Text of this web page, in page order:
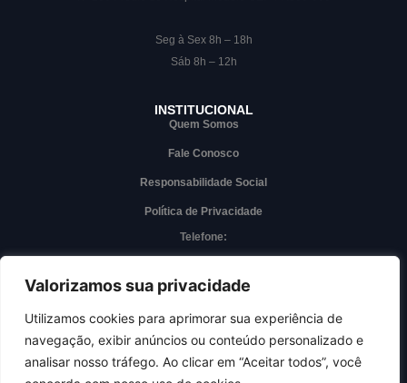
Valorizamos sua privacidade
Utilizamos cookies para aprimorar sua experiência de
navegação, exibir anúncios ou conteúdo personalizado e
analisar nosso tráfego. Ao clicar em “Aceitar todos”, você
Seg à Sex 8h – 18h
Sáb 8h – 12h
INSTITUCIONAL
Quem Somos
Fale Conosco
Responsabilidade Social
Política de Privacidade
Telefone:
Whatsapp
Acesso interno